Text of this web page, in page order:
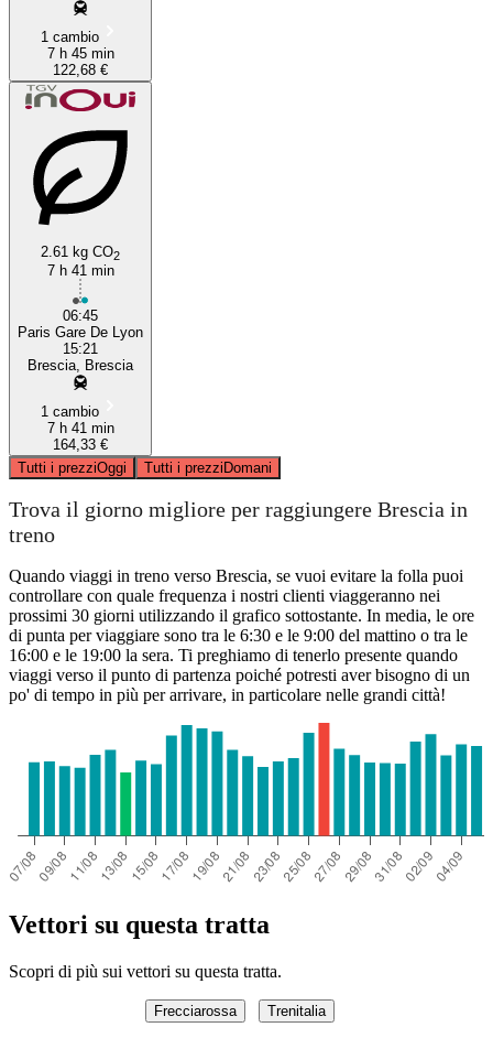
1 cambio
7 h 45 min
122,68 €
2.61 kg CO2
7 h 41 min
06:45
Paris Gare De Lyon
15:21
Brescia, Brescia
1 cambio
7 h 41 min
164,33 €
Tutti i prezziOggi Tutti i prezziDomani
Trova il giorno migliore per raggiungere Brescia in
treno
Quando viaggi in treno verso Brescia, se vuoi evitare la folla puoi
controllare con quale frequenza i nostri clienti viaggeranno nei
prossimi 30 giorni utilizzando il grafico sottostante. In media, le ore
di punta per viaggiare sono tra le 6:30 e le 9:00 del mattino o tra le
16:00 e le 19:00 la sera. Ti preghiamo di tenerlo presente quando
viaggi verso il punto di partenza poiché potresti aver bisogno di un
po' di tempo in più per arrivare, in particolare nelle grandi città!
Vettori su questa tratta
Scopri di più sui vettori su questa tratta.
Frecciarossa Trenitalia